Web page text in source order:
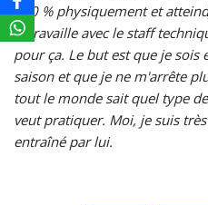
100 % physiquement et
Je travaille avec le staff
pour ça. Le but est que je
saison et que je ne m'arrête
tout le monde sait quel type
veut pratiquer. Moi, je suis
entraîné par lui.